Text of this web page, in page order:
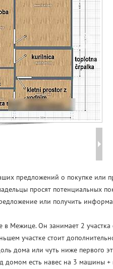
предложений о покупке или
просят потенциальных
или получить
в Межице. Он занимает 2
участке стоит
дома или чуть ниже первого
домом есть навес на 3 машины